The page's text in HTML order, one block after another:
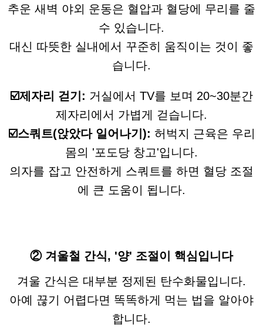
추운 새벽 야외 운동은 혈압과 혈당에 무리를 줄
수 있습니다.
대신 따뜻한 실내에서 꾸준히 움직이는 것이 좋
습니다.
☑️제자리 걷기: 거실에서 TV를 보며 20~30분간
제자리에서 가볍게 걷습니다.
☑️스쿼트(앉았다 일어나기): 허벅지 근육은 우리
몸의 '포도당 창고'입니다.
의자를 잡고 안전하게 스쿼트를 하면 혈당 조절
에 큰 도움이 됩니다.
② 겨울철 간식, '양' 조절이 핵심입니다
겨울 간식은 대부분 정제된 탄수화물입니다.
아예 끊기 어렵다면 똑똑하게 먹는 법을 알아야
합니다.